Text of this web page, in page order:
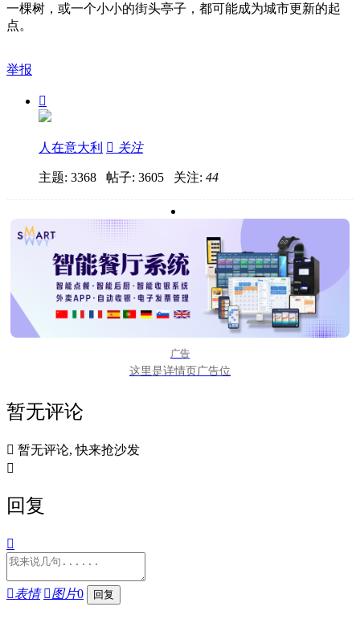
一棵树，或一个小小的街头亭子，都可能成为城市更新的起
点。
举报

人在意大利  关注
主题: 3368 帖子: 3605 关注: 44
广告
这里是详情页广告位
暂无评论
 暂无评论, 快来抢沙发

回复

表情 图片0